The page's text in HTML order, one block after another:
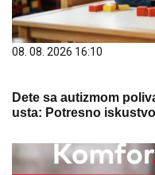
08. 08. 2026 16:10
Dete sa autizmom
usta: Potresno